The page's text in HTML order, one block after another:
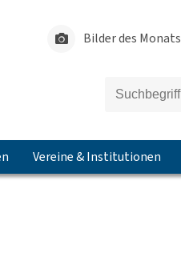
Bilder des Monats
Vereine & Institutionen